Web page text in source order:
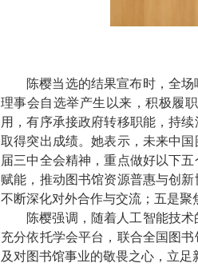
陈樱当选的结果宣布时，全
理事会自选举产生以来，积极履
用，有序承接政府转移职能，持
取得突出成绩。她表示，未来中
届三中全会精神，重点做好以下
赋能，推动图书馆资源普惠与创
不断深化对外合作与交流；五是聚
陈樱强调，随着人工智能技
充分依托学会平台，联合全国图
及对图书馆事业的敬畏之心，立